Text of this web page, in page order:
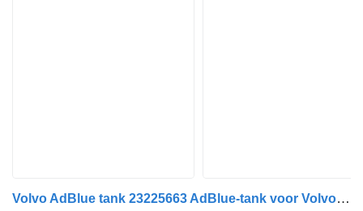
Volvo AdBlue tank 23225663 AdBlue-tank voor Volvo vrachtwagen